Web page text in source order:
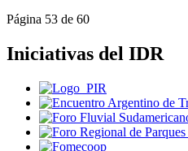
Página 53 de 60
Iniciativas del IDR